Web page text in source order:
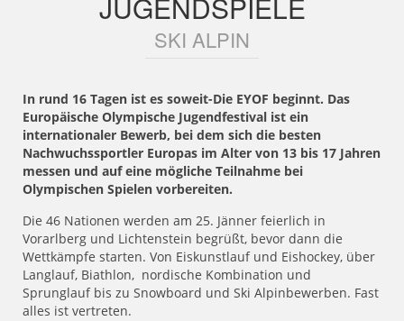
JUGENDSPIELE
SKI ALPIN
In rund 16 Tagen ist es soweit-Die EYOF beginnt. Das
Europäische Olympische Jugendfestival ist ein
internationaler Bewerb, bei dem sich die besten
Nachwuchssportler Europas im Alter von 13 bis 17 Jahren
messen und auf eine mögliche Teilnahme bei
Olympischen Spielen vorbereiten.
Die 46 Nationen werden am 25. Jänner feierlich in
Vorarlberg und Lichtenstein begrüßt, bevor dann die
Wettkämpfe starten. Von Eiskunstlauf und Eishockey, über
Langlauf, Biathlon, nordische Kombination und
Sprunglauf bis zu Snowboard und Ski Alpinbewerben. Fast
alles ist vertreten.